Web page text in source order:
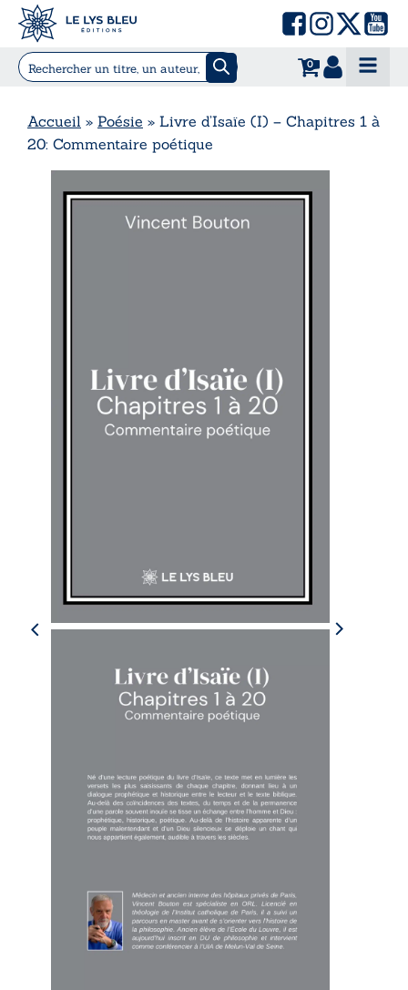
0
Accueil » Poésie » Livre d’Isaïe (I) – Chapitres 1 à
20: Commentaire poétique